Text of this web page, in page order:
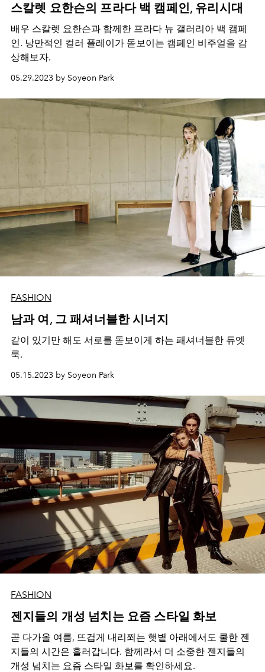
스칼렛 요한슨의 프라다 백 캠페인, 유리시대
배우 스칼렛 요한슨과 함께한 프라다 뉴 갤러리아 백 캠페
인. 낭만적인 컬러 플레이가 돋보이는 캠페인 비주얼을 감
상해보자.
05.29.2023 by Soyeon Park
FASHION
남과 여, 그 패셔너블한 시너지
같이 있기만 해도 서로를 돋보이게 하는 패셔너블한 듀엣
룩.
05.15.2023 by Soyeon Park
FASHION
젠지들의 개성 넘치는 요즘 스타일 화보
곧 다가올 여름, 뜨겁게 내리쬐는 햇볕 아래에서도 쿨한 젠
지들의 시간은 흘러갑니다. 함께라서 더 소중한 젠지들의
개성 넘치는 요즘 스타일 화보를 확인하세요.